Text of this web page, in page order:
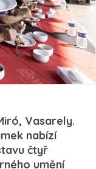
Vasarely.
nabízí
čtyř
umění